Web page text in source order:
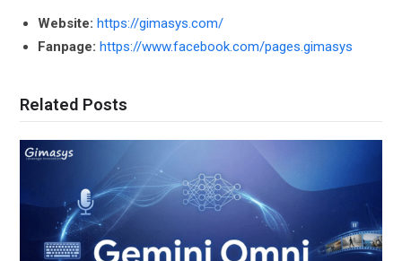
Website: https://gimasys.com/
Fanpage: https://www.facebook.com/pages.gimasys
Related Posts